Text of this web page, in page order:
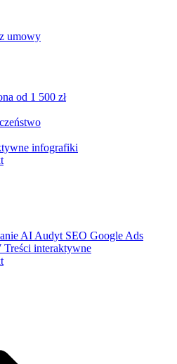
umowy
od 1 500 zł
infografiki
AI Audyt SEO Google Ads
Treści interaktywne